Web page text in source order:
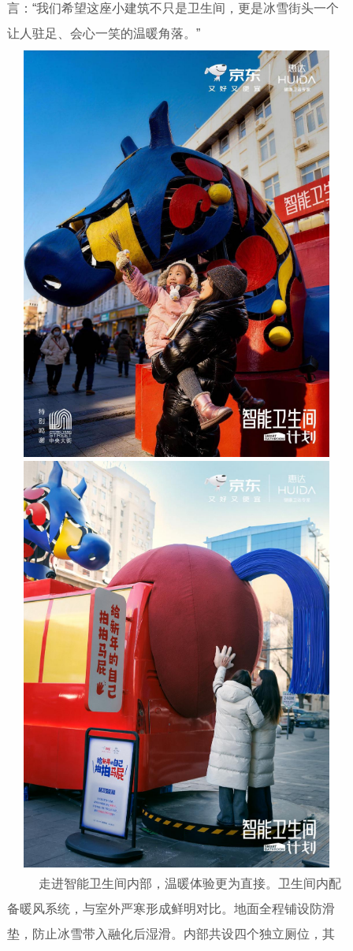
言：“我们希望这座小建筑不只是卫生间，更是冰雪街头一个
让人驻足、会心一笑的温暖角落。”
走进智能卫生间内部，温暖体验更为直接。卫生间内配
备暖风系统，与室外严寒形成鲜明对比。地面全程铺设防滑
垫，防止冰雪带入融化后湿滑。内部共设四个独立厕位，其